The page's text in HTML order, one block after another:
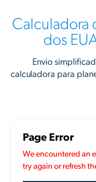
Calculadora
dos
Envio
calculadora para